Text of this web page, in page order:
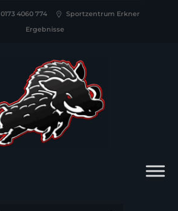
0173 4060 774
Sportzentrum Erkner
Ergebnisse